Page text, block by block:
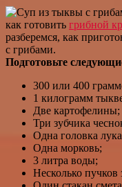
как готовить грибной
разберемся, как
с грибами.
Подготовьте
300 или 400
1 килограмм
Две картофелины;
Три зубчика
Одна головка
Одна морковь;
3 литра воды;
Несколько